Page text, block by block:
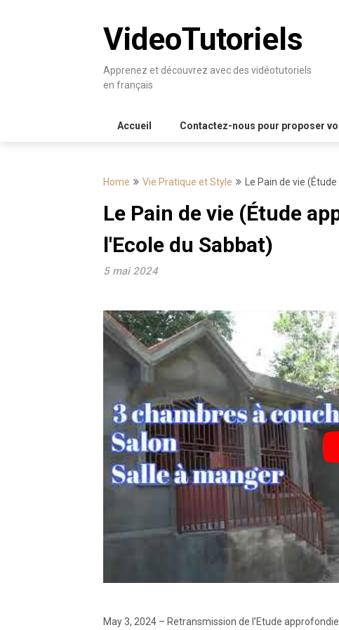
VideoTutoriels
Apprenez et découvrez avec des vidéotutoriels
en français
Accueil Contactez-nous pour proposer
Home Vie Pratique et Style Le Pain de vie
Le Pain de vie (Étude
l'Ecole du Sabbat)
5 mai 2024
May 3, 2024 – Retransmission de l’Etude